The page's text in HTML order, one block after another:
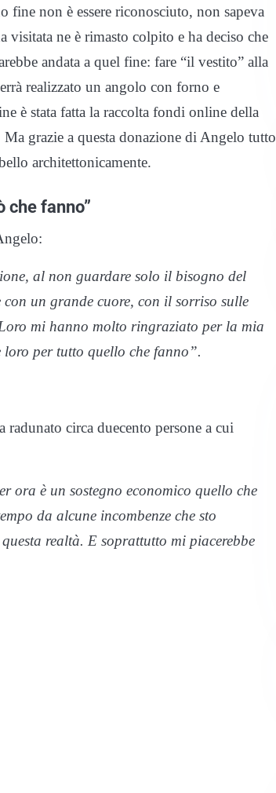
fine non è essere riconosciuto, non sapeva
visitata ne è rimasto colpito e ha deciso che
andata a quel fine: fare “il vestito” alla
realizzato un angolo con forno e
è stata fatta la raccolta fondi online della
grazie a questa donazione di Angelo tutto
architettonicamente.
che fanno”
al non guardare solo il bisogno del
un grande cuore, con il sorriso sulle
mi hanno molto ringraziato per la mia
loro per tutto quello che fanno”.
circa duecento persone a cui
ora è un sostegno economico quello che
da alcune incombenze che sto
realtà. E soprattutto mi piacerebbe